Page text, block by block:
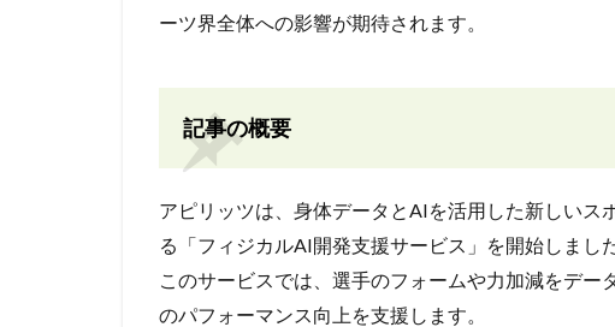
ーツ界全体への影響が期待されます。
記事の概要
アピリッツは、身体データとAIを活用した新しいス
る「フィジカルAI開発支援サービス」を開始しました
このサービスでは、選手のフォームや力加減をデ
のパフォーマンス向上を支援します。